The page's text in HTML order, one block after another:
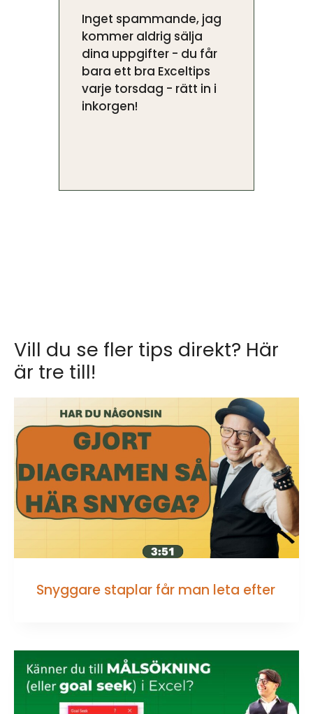
Inget spammande, jag
kommer aldrig sälja
dina uppgifter - du får
bara ett bra Exceltips
varje torsdag - rätt in i
inkorgen!
Vill du se fler tips direkt? Här
är tre till!
Snyggare staplar får man leta efter